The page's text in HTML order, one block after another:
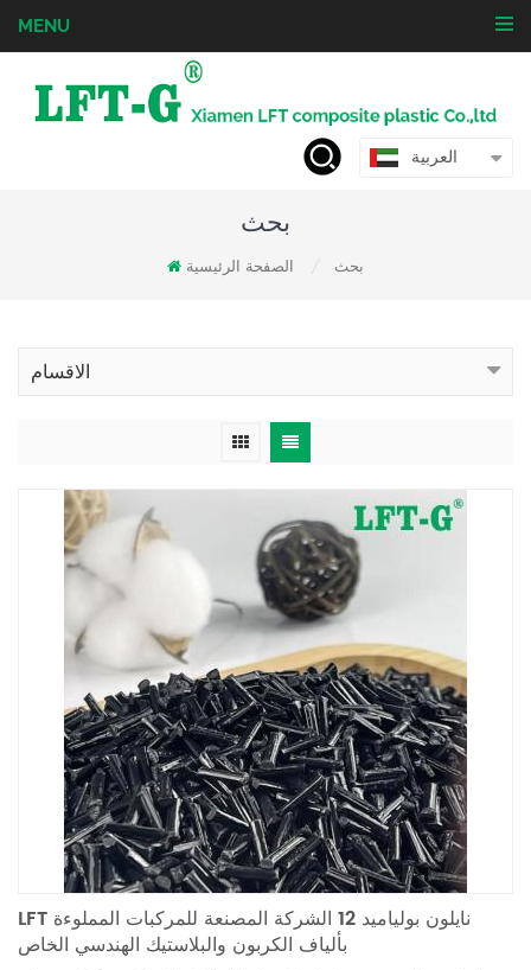
MENU
العربية
بحث
الصفحة الرئيسية بحث
الاقسام
LFT نايلون بولياميد 12 الشركة المصنعة للمركبات المملوءة
بألياف الكربون والبلاستيك الهندسي الخاص